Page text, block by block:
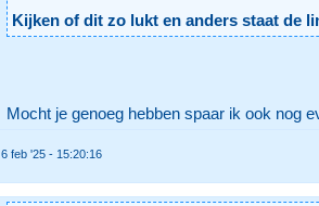
Kijken of dit zo lukt en anders staat de
Mocht je genoeg hebben spaar ik ook nog
6 feb '25 - 15:20:16